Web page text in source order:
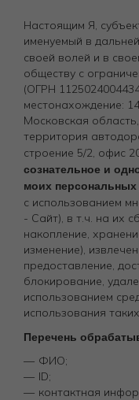
Настоящим Я,
именуемый в
своей волей и в
обществу с
(ОГРН
местонахождение:
Московская
территория
строение 5/2, офис
сознательное и
моих
с использованием
- Сайт), в т.ч. на их
накопление,
изменение),
предоставление,
блокирование,
использованием
использования
Перечень
ФИО;
ID;
контактная